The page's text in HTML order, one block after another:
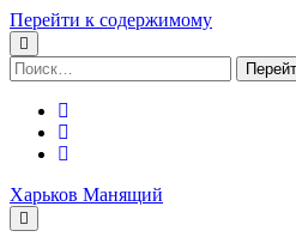
Перейти к содержимому
Поиск:
Харьков Манящий